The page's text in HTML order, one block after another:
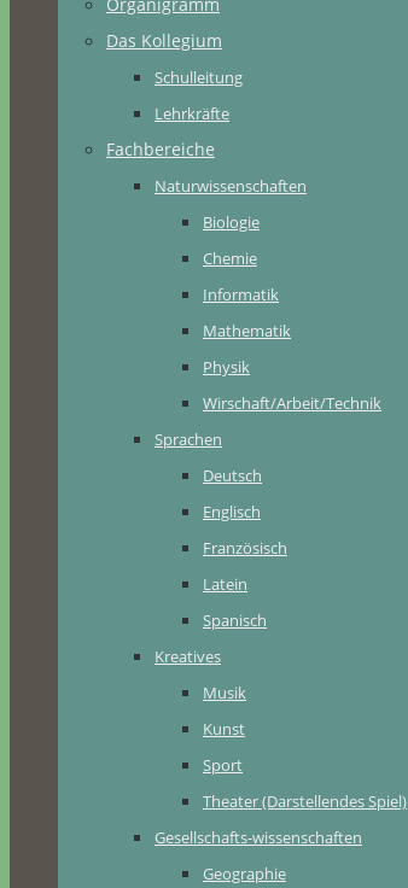
Das Kollegium
Schulleitung
Lehrkräfte
Fachbereiche
Naturwissenschaften
Biologie
Chemie
Informatik
Mathematik
Physik
Wirschaft/Arbeit/Technik
Sprachen
Deutsch
Englisch
Französisch
Latein
Spanisch
Kreatives
Musik
Kunst
Sport
Theater (Darstellendes Spiel)
Gesellschafts-wissenschaften
Geographie